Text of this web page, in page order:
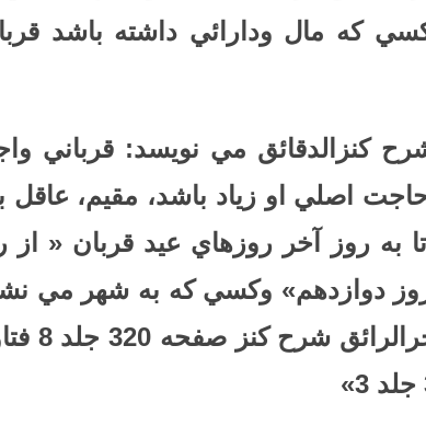
كه مال ودارائي داشته باشد
كنزالدقائق مي نويسد: قرباني
اصلي او زياد باشد، مقيم، عاقل
به روز آخر روزهاي عيد قربان « از
دوازدهم» وكسي كه به شهر مي
بايد كه قبل از نماز ذبح
»